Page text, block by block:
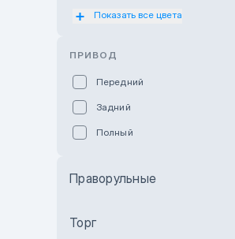
Оранжевый
Показать все цвета
ПРИВОД
Передний
Задний
Полный
Праворульные
Торг